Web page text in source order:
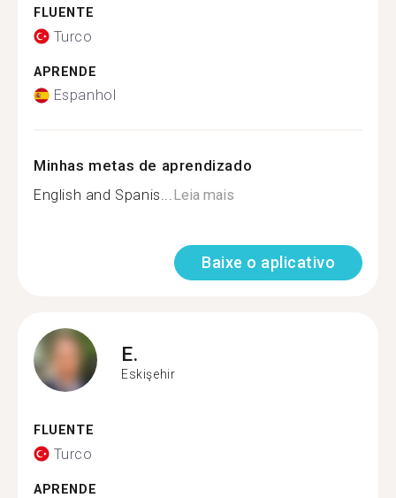
FLUENTE
Turco
APRENDE
Espanhol
Minhas metas de aprendizado
English and Spanis...Leia mais
Baixe o aplicativo
E.
Eskişehir
FLUENTE
Turco
APRENDE